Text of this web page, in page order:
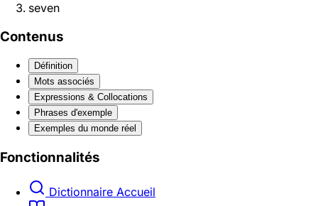
seven
Contenus
Définition
Mots associés
Expressions & Collocations
Phrases d'exemple
Exemples du monde réel
Fonctionnalités
Dictionnaire Accueil